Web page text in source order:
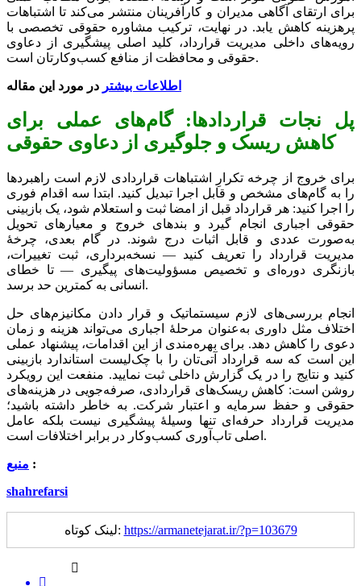
برای ارتقای آگاهی مدیران و کارآفرینان منتشر می‌کند تا اشتباهات
پرهزینه کاهش یابد. در نهایت، ترکیب مشاوره حقوقی تخصصی با
رویه‌های داخلی مدیریت قرارداد، کلید اصلی پیشگیری از دعاوی
حقوقی و محافظت از منافع کسب‌وکارتان است.
اطلاعات بیشتر در مورد این مقاله
پل نجات قراردادها: گام‌های عملی برای
کاهش ریسک و جلوگیری از دعاوی حقوقی
برای خروج از چرخه تکرارِ اشتباهات قراردادی لازم است راهبردها
را به گام‌های مشخص و قابل اجرا تبدیل کنید. ابتدا سه اقدام فوری
را اجرا کنید: هر قرارداد قبل از امضا ثبت و استعلام شود، یک بازبینی
حقوقی اجباری انجام گیرد و بندهای خروج و معیارهای تحویل
به‌صورت عددی و قابل اثبات درج شوند. در گام بعدی، چرخهٔ
مدیریت قرارداد را تعریف کنید — نسخه‌برداری، ثبت تغییرات،
بازنگری دوره‌ای و تخصیص مسؤولیت‌های پیگیری — تا خطای
انسانی به کمترین حد برسد.
انجام بررسی‌های لازم سیستماتیک و قرار دادن مکانیزم‌های حل
اختلاف مثل داوری به‌عنوان مرحلهٔ اجباری می‌تواند هزینه و زمان
دعوی را کاهش دهد. برای بهره‌مندی از این اقدامات، پیشنهاد عملی
این است که سه قرارداد آتی‌تان را با چک‌لیست استاندارد بازبینی
کنید و نتایج را در یک گزارش داخلی ثبت نمایید. منفعت این رویکرد
روشن است: کاهش ریسک‌های قراردادی، صرفه‌جویی در هزینه‌های
حقوقی و حفظ سرمایه و اعتبار شرکت. به خاطر داشته باشید؛
مدیریت قرارداد حرفه‌ای تنها وسیلهٔ پیشگیری نیست بلکه عامل
اصلی تاب‌آوری کسب‌وکار در برابر اختلافات است.
منبع :
shahrefarsi
لینک کوتاه: https://armanetejarat.ir/?p=103679